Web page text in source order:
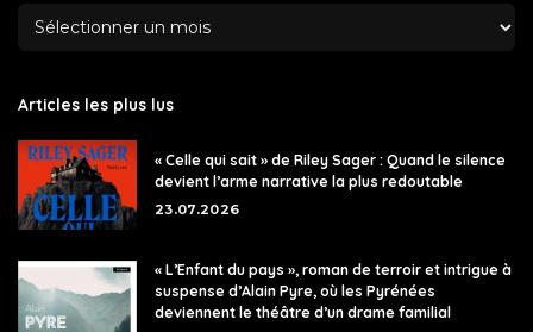
Articles les plus lus
« Celle qui sait » de Riley Sager : Quand le silence
devient l’arme narrative la plus redoutable
23.07.2026
« L’Enfant du pays », roman de terroir et intrigue à
suspense d’Alain Pyre, où les Pyrénées
deviennent le théâtre d’un drame familial